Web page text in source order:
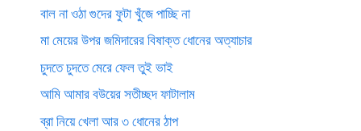
বাল না ওঠা গুদের ফুটা খুঁজে পাচ্ছি না
মা মেয়ের উপর জমিদারের বিষাক্ত ধোনের অত্যাচার
চুদতে চুদতে মেরে ফেল তুই ভাই
আমি আমার বউয়ের সতীচ্ছদ ফাটালাম
ব্রা নিয়ে খেলা আর ৩ ধোনের ঠাপ